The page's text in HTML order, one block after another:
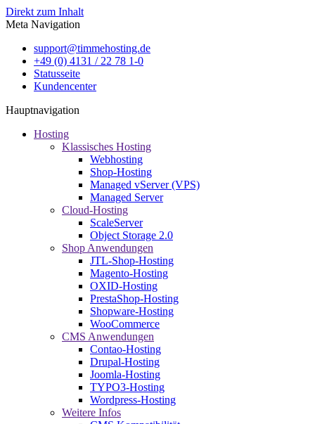
Direkt zum Inhalt
Meta Navigation
support@timmehosting.de
+49 (0) 4131 / 22 78 1-0
Statusseite
Kundencenter
Hauptnavigation
Hosting
Klassisches Hosting
Webhosting
Shop-Hosting
Managed vServer (VPS)
Managed Server
Cloud-Hosting
ScaleServer
Object Storage 2.0
Shop Anwendungen
JTL-Shop-Hosting
Magento-Hosting
OXID-Hosting
PrestaShop-Hosting
Shopware-Hosting
WooCommerce
CMS Anwendungen
Contao-Hosting
Drupal-Hosting
Joomla-Hosting
TYPO3-Hosting
Wordpress-Hosting
Weitere Infos